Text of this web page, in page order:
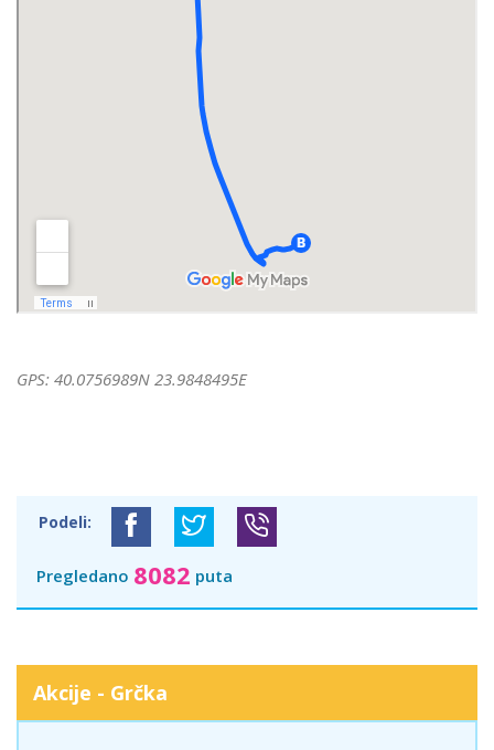
GPS: 40.0756989N 23.9848495E
Podeli:
Pregledano 8082 puta
Akcije - Grčka